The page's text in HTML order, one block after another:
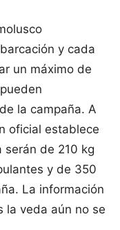
y cada
un máximo de
la campaña. A
oficial establece
serán de 210 kg
y de 350
La información
la veda aún no se